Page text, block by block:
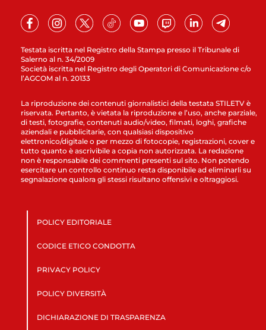
Testata iscritta nel Registro della Stampa presso il Tribunale di
Salerno al n. 34/2009
Società iscritta nel Registro degli Operatori di Comunicazione c/o
l’AGCOM al n. 20133
La riproduzione dei contenuti giornalistici della testata STILETV è
riservata. Pertanto, è vietata la riproduzione e l’uso, anche parziale,
di testi, fotografie, contenuti audio/video, filmati, loghi, grafiche
aziendali e pubblicitarie, con qualsiasi dispositivo
elettronico/digitale o per mezzo di fotocopie, registrazioni, cover e
tutto quanto è ascrivibile a copia non autorizzata. La redazione
non è responsabile dei commenti presenti sul sito. Non potendo
esercitare un controllo continuo resta disponibile ad eliminarli su
segnalazione qualora gli stessi risultano offensivi e oltraggiosi.
POLICY EDITORIALE
CODICE ETICO CONDOTTA
PRIVACY POLICY
POLICY DIVERSITÀ
DICHIARAZIONE DI TRASPARENZA